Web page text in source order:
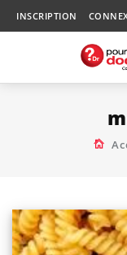
INSCRIPTION